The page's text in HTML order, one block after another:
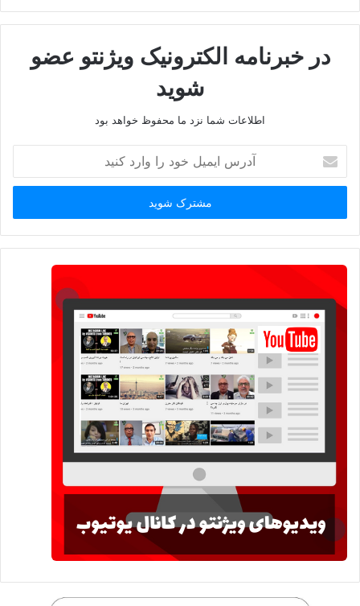
۶ نکته کلیدی برای مدیریت موفق زنجیره
تامین
017 ایده‌های اقتصادی:پدر صرفه جویی
Wednesday Visionto
در خبرنامه الکترونیک ویژنتو عضو
شوید
اطلاعات شما نزد ما محفوظ خواهد بود
ایمیل
خود
وارد
کنید